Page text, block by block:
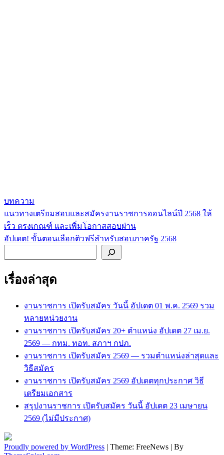
บทความ
แนะแนว
เรื่อง
แนวทางเตรียมสอบและสมัครงานราชการออนไลน์ปี 2568 ให้
เร็ว ตรงเกณฑ์ และเพิ่มโอกาสสอบผ่าน
อัปเดต! ขั้นตอนเลือกติวฟรีสำหรับสอบภาครัฐ 2568
เรื่องล่าสุด
งานราชการ เปิดรับสมัคร วันนี้ อัปเดต 01 พ.ค. 2569 รวม
หลายหน่วยงาน
งานราชการ เปิดรับสมัคร 20+ ตำแหน่ง อัปเดต 27 เม.ย.
2569 — กทม. ทอท. สภาฯ กปภ.
งานราชการ เปิดรับสมัคร 2569 — รวมตำแหน่งล่าสุดและ
วิธีสมัคร
งานราชการ เปิดรับสมัคร 2569 อัปเดตทุกประกาศ วิธี
เตรียมเอกสาร
สรุปงานราชการ เปิดรับสมัคร วันนี้ อัปเดต 23 เมษายน
2569 (ไม่มีประกาศ)
Proudly powered by WordPress | Theme: FreeNews | By